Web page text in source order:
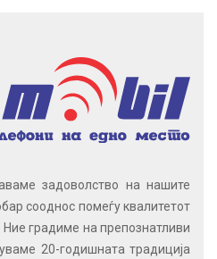
задоволство на нашите
сооднос помеѓу квалитетот
градиме на препознатливи
20-годишната традиција